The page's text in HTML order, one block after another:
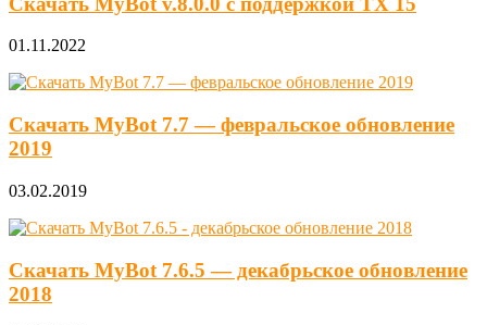
01.11.2022
Скачать MyBot 7.7 — февральское обновление
2019
03.02.2019
Скачать MyBot 7.6.5 — декабрьское обновление
2018